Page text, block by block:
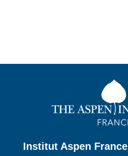
Institut Aspen France